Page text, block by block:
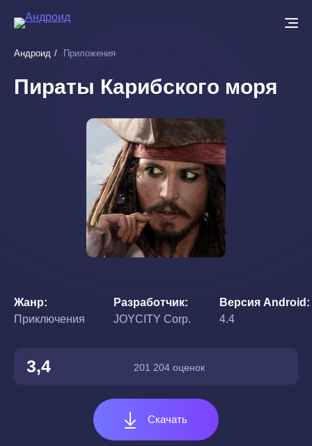
основному
Андроид Приложения
Пираты Карибского моря
Жанр
Приключения
Разработчик
JOYCITY Corp.
Версия Android
4.4
3,4 201 204 оценок
Скачать